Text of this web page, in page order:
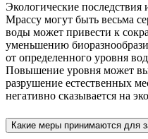
Экологические
Мрассу могут быть весьма
воды может привести к
уменьшению
от определенного уровня
Повышение уровня может
разрушение естественных
негативно сказывается на
Какие меры принимаются для